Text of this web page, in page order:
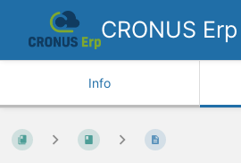
CRONUS
Info